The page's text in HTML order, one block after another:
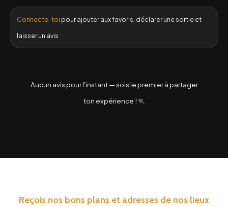
Connecte-toi pour ajouter aux favoris, déclarer une sortie et
laisser un avis
Aucun avis pour l'instant — sois le premier à partager
ton expérience ! 🏃
Reçois nos bons plans et adresses de nos lieux